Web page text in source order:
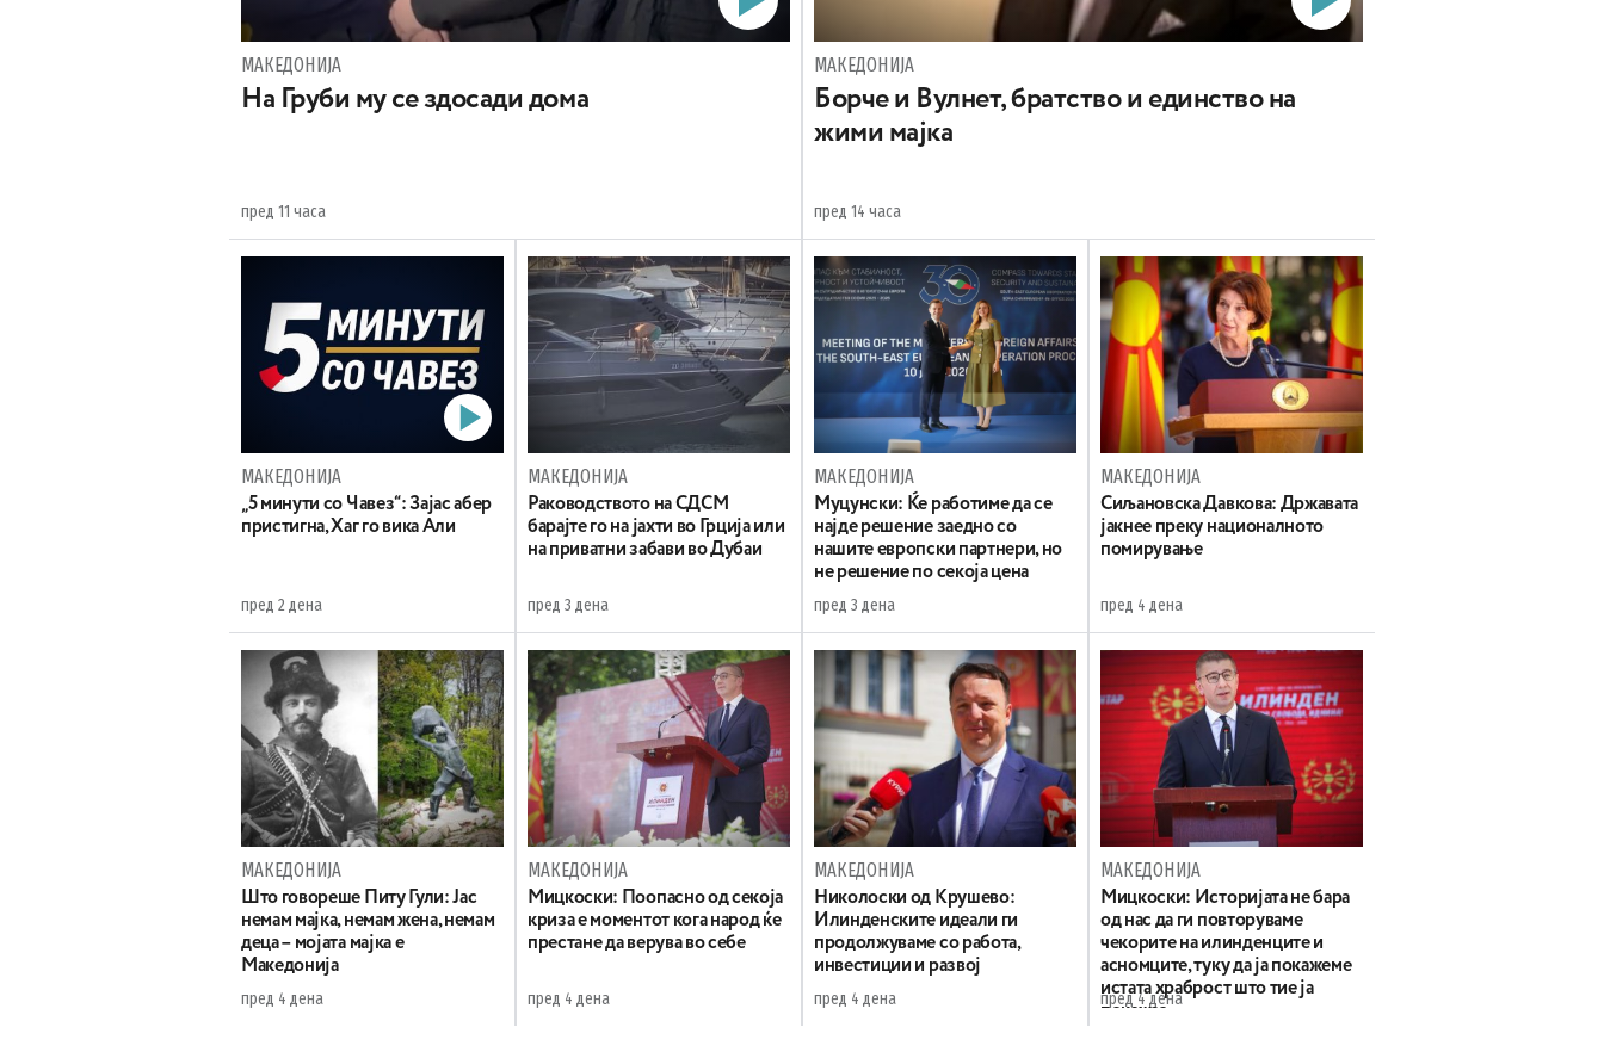
МАКЕДОНИЈА
На Груби му се здосади дома
пред 11 часа
МАКЕДОНИЈА
Борче и Вулнет, братство и единство на
жими мајка
пред 14 часа
МАКЕДОНИЈА
„5 минути со Чавез“: Зајас абер
пристигна, Хаг го вика Али
пред 2 дена
МАКЕДОНИЈА
Раководството на СДСМ
барајте го на јахти во Грција или
на приватни забави во Дубаи
пред 3 дена
МАКЕДОНИЈА
Муцунски: Ќе работиме да се
најде решение заедно со
нашите европски партнери, но
не решение по секоја цена
пред 3 дена
МАКЕДОНИЈА
Сиљановска Давкова: Државата
јакнее преку националното
помирување
пред 4 дена
МАКЕДОНИЈА
Што говореше Питу Гули: Јас
немам мајка, немам жена, немам
деца – мојата мајка е
Македонија
пред 4 дена
МАКЕДОНИЈА
Мицкоски: Поопасно од секоја
криза е моментот кога народ ќе
престане да верува во себе
пред 4 дена
МАКЕДОНИЈА
Николоски од Крушево:
Илинденските идеали ги
продолжуваме со работа,
инвестиции и развој
пред 4 дена
МАКЕДОНИЈА
Мицкоски: Историјата не бара
од нас да ги повторуваме
чекорите на илинденците и
асномците, туку да ја покажеме
истата храброст што тие ја
покажаа
пред 4 дена